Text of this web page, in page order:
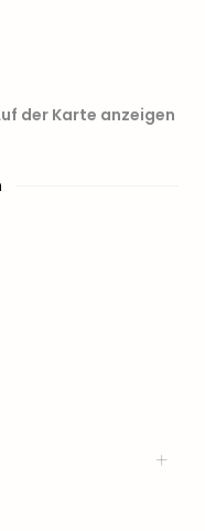
der Karte anzeigen